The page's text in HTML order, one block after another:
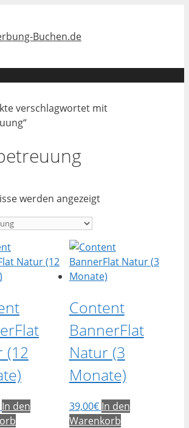
verschlagwortet mit
werden angezeigt
(12
In den
Content
BannerFlat
Natur (3
Monate)
39,00€ In den
Warenkorb